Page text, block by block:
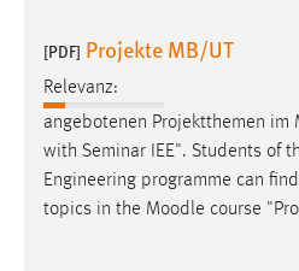
[PDF] Projekte MB/UT
Relevanz:
angebotenen Projektthemen im
with Seminar IEE". Students of
Engineering programme can
topics in the Moodle course